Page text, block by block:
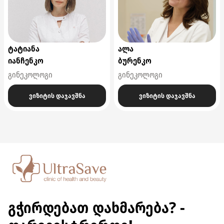
ტატიანა
იანჩენკო
გინეკოლოგი
ვიზიტის დაჯავშნა
ალა
ბურენკო
გინეკოლოგი
ვიზიტის დაჯავშნა
გჭირდებათ დახმარება? -